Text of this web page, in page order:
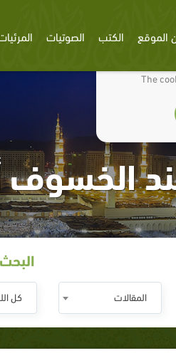
The
الموقع الكتب الصوتيات
البحث
المقالات كل